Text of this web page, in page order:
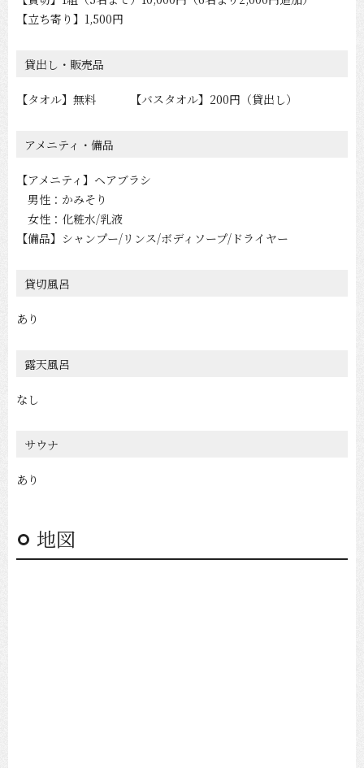
【立ち寄り】1,500円
貸出し・販売品
【タオル】無料 【バスタオル】200円（貸出し）
アメニティ・備品
【アメニティ】ヘアブラシ
男性：かみそり
女性：化粧水/乳液
【備品】シャンプー/リンス/ボディソープ/ドライヤー
貸切風呂
あり
露天風呂
なし
サウナ
あり
地図